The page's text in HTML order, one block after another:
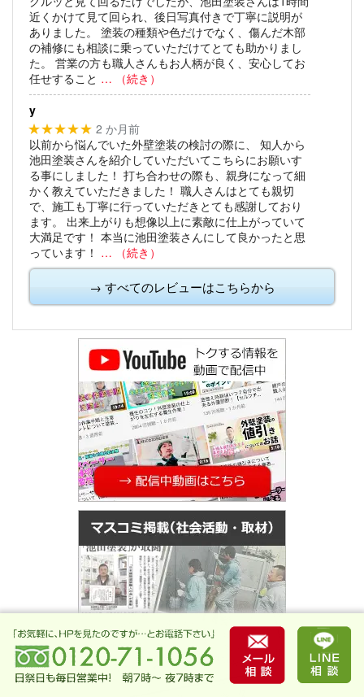
近くかけて見て回られ、後日写真付きで丁寧に説明が
ありました。
塗装の種類や色だけでなく、傷んだ木部
の補修にも相談に乗っていただけてとても助かりまし
た。
営業の方も職人さんもお人柄が良く、安心してお
任せすること … （続き）
y
★★★★★ 2 か月前
以前から悩んでいた外壁塗装の検討の際に、
知人から
池田塗装さんを紹介していただいてこちらにお願いす
る事にしました！ 打ち合わせの際も、親身になって細
かく教えていただきました！ 職人さんはとても親切
で、施工も丁寧に行っていただきとても感謝しており
ます。
出来上がりも想像以上に素敵に仕上がっていて
大満足です！ 本当に池田塗装さんにして良かったと思
っています！ … （続き）
→ すべてのレビューはこちらから